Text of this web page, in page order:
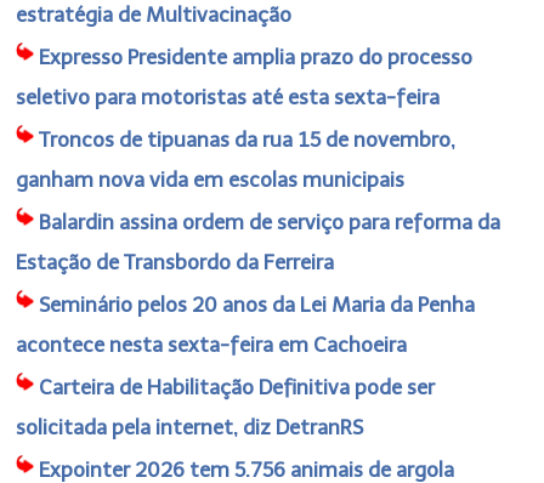
estratégia de Multivacinação
Expresso Presidente amplia prazo do processo
seletivo para motoristas até esta sexta-feira
Troncos de tipuanas da rua 15 de novembro,
ganham nova vida em escolas municipais
Balardin assina ordem de serviço para reforma da
Estação de Transbordo da Ferreira
Seminário pelos 20 anos da Lei Maria da Penha
acontece nesta sexta-feira em Cachoeira
Carteira de Habilitação Definitiva pode ser
solicitada pela internet, diz DetranRS
Expointer 2026 tem 5.756 animais de argola